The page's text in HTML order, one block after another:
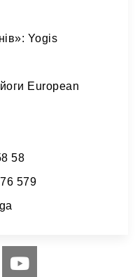
Yogis
European
58
579